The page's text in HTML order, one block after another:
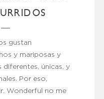
gustan
y mariposas y
diferentes, únicas, y
Por eso,
Wonderful no me